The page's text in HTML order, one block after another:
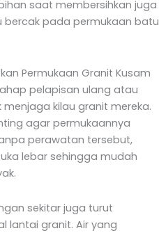
saat membersihkan juga
pada permukaan batu
Permukaan Granit Kusam
pelapisan ulang atau
kilau granit mereka.
agar permukaannya
perawatan tersebut,
lebar sehingga mudah
sekitar juga turut
lantai granit. Air yang